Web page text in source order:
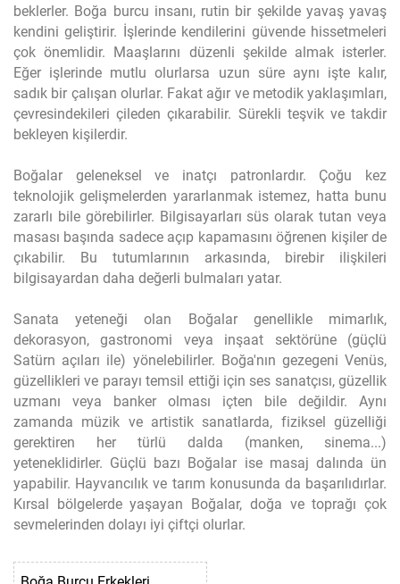
beklerler. Boğa burcu insanı, rutin bir şekilde yavaş yavaş
kendini geliştirir. İşlerinde kendilerini güvende hissetmeleri
çok önemlidir. Maaşlarını düzenli şekilde almak isterler.
Eğer işlerinde mutlu olurlarsa uzun süre aynı işte kalır,
sadık bir çalışan olurlar. Fakat ağır ve metodik yaklaşımları,
çevresindekileri çileden çıkarabilir. Sürekli teşvik ve takdir
bekleyen kişilerdir.
Boğalar geleneksel ve inatçı patronlardır. Çoğu kez
teknolojik gelişmelerden yararlanmak istemez, hatta bunu
zararlı bile görebilirler. Bilgisayarları süs olarak tutan veya
masası başında sadece açıp kapamasını öğrenen kişiler de
çıkabilir. Bu tutumlarının arkasında, birebir ilişkileri
bilgisayardan daha değerli bulmaları yatar.
Sanata yeteneği olan Boğalar genellikle mimarlık,
dekorasyon, gastronomi veya inşaat sektörüne (güçlü
Satürn açıları ile) yönelebilirler. Boğa'nın gezegeni Venüs,
güzellikleri ve parayı temsil ettiği için ses sanatçısı, güzellik
uzmanı veya banker olması içten bile değildir. Aynı
zamanda müzik ve artistik sanatlarda, fiziksel güzelliği
gerektiren her türlü dalda (manken, sinema...)
yeteneklidirler. Güçlü bazı Boğalar ise masaj dalında ün
yapabilir. Hayvancılık ve tarım konusunda da başarılıdırlar.
Kırsal bölgelerde yaşayan Boğalar, doğa ve toprağı çok
sevmelerinden dolayı iyi çiftçi olurlar.